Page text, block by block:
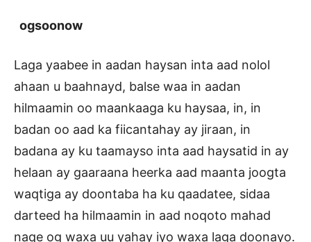
ogsoonow
Laga yaabee in aadan haysan inta aad nolol
ahaan u baahnayd, balse waa in aadan
hilmaamin oo maankaaga ku haysaa, in, in
badan oo aad ka fiicantahay ay jiraan, in
badana ay ku taamayso inta aad haysatid in ay
helaan ay gaaraana heerka aad maanta joogta
waqtiga ay doontaba ha ku qaadatee, sidaa
darteed ha hilmaamin in aad noqoto mahad
naqe og waxa uu yahay iyo waxa laga doonayo.